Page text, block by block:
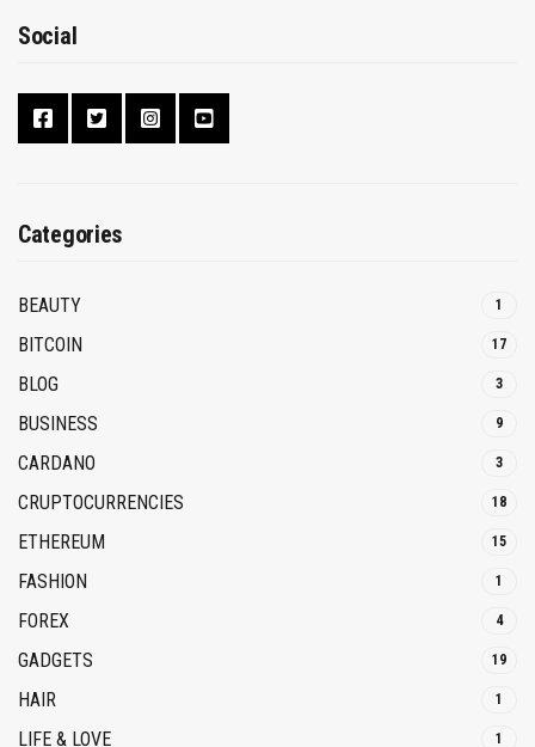
Social
Categories
BEAUTY 1
BITCOIN 17
BLOG 3
BUSINESS 9
CARDANO 3
CRUPTOCURRENCIES 18
ETHEREUM 15
FASHION 1
FOREX 4
GADGETS 19
HAIR 1
LIFE & LOVE 1